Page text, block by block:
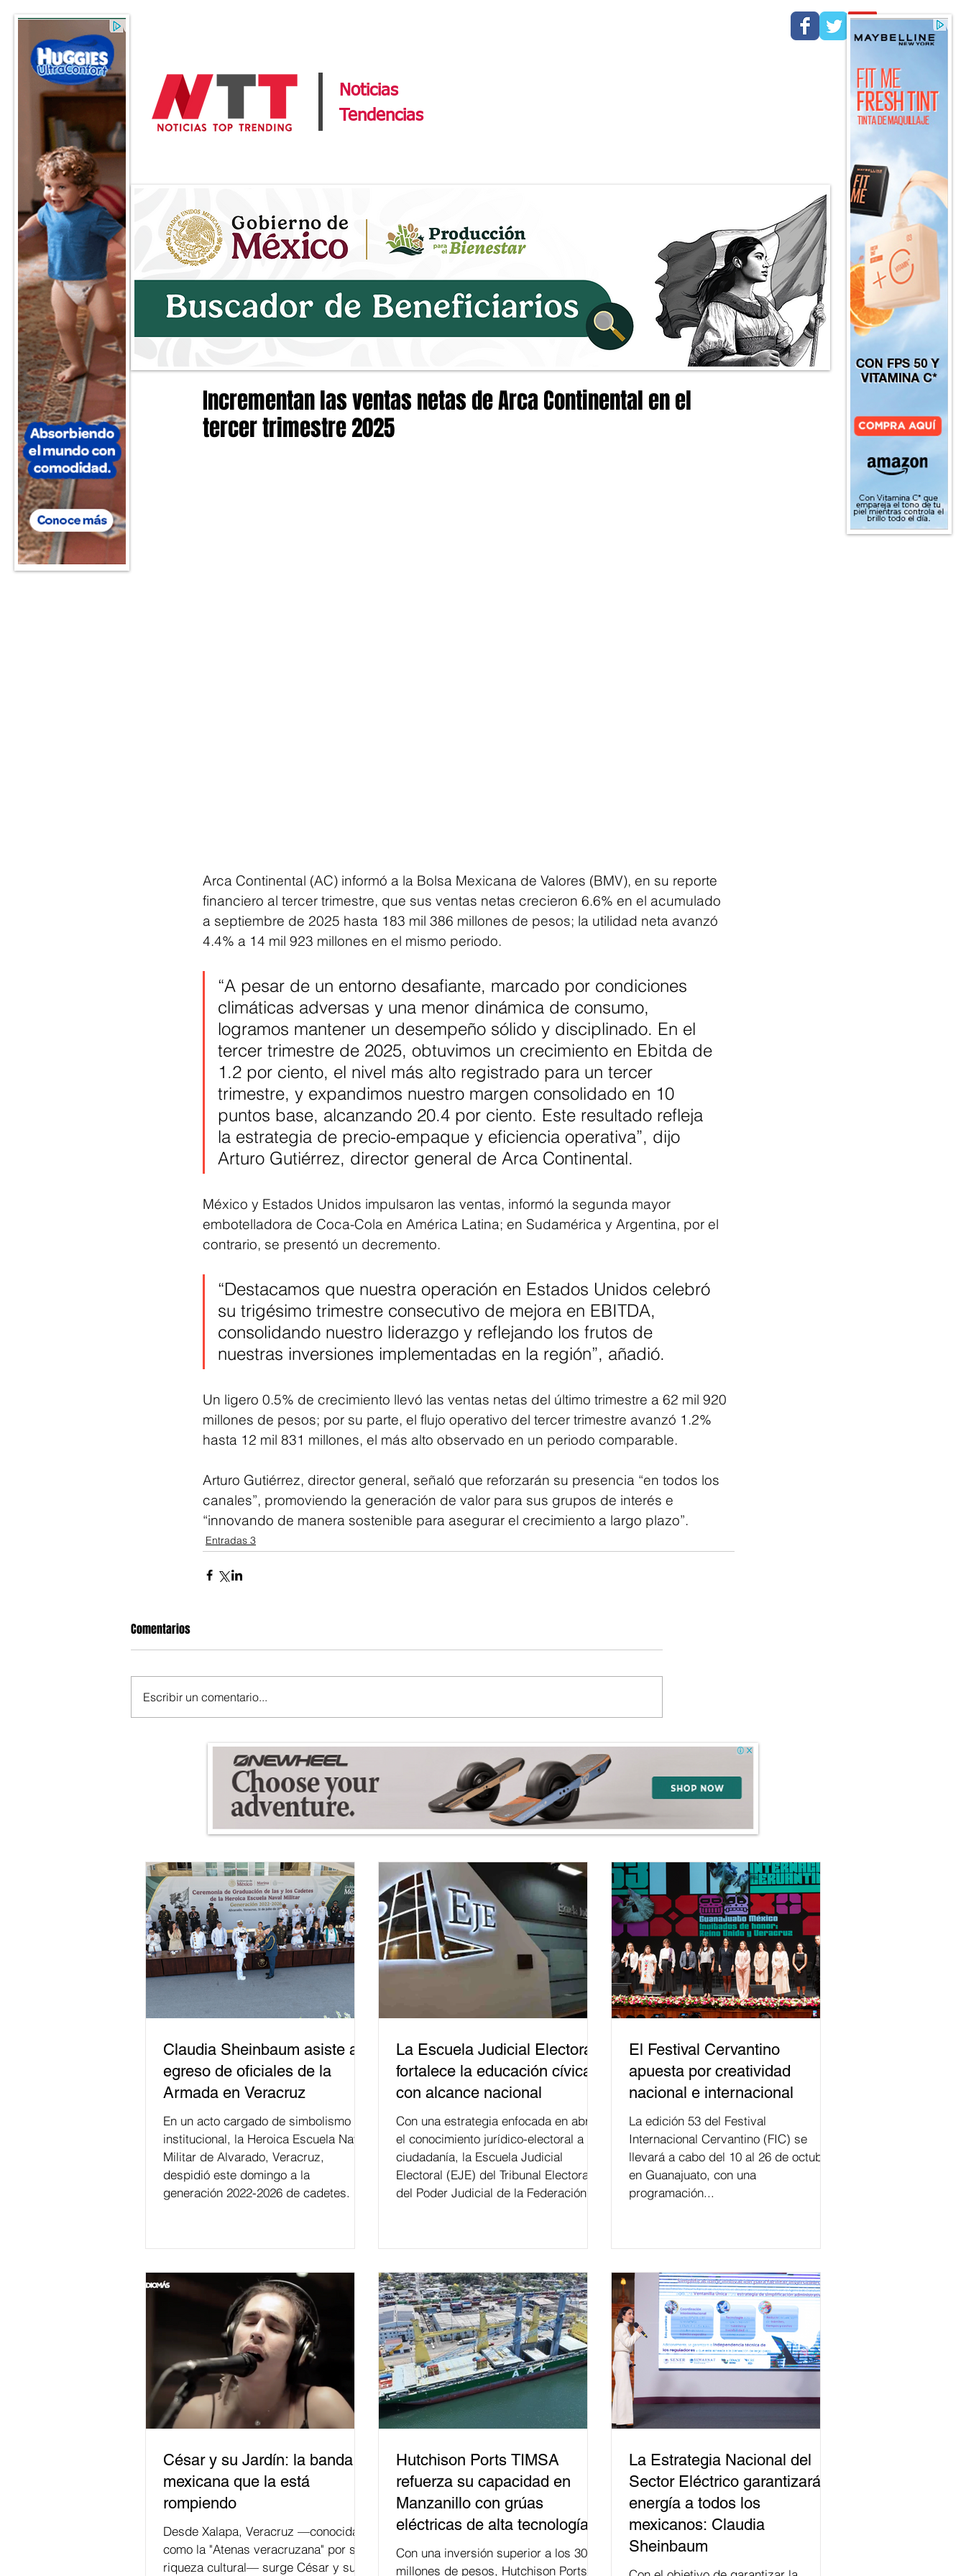
Noticias
Tendencias
Incrementan las ventas netas de Arca Continental en el
tercer trimestre 2025
Arca Continental (AC) informó a la Bolsa Mexicana de Valores (BMV), en su reporte
financiero al tercer trimestre, que sus ventas netas crecieron 6.6% en el acumulado
a septiembre de 2025 hasta 183 mil 386 millones de pesos; la utilidad neta avanzó
4.4% a 14 mil 923 millones en el mismo periodo.
“A pesar de un entorno desafiante, marcado por condiciones
climáticas adversas y una menor dinámica de consumo,
logramos mantener un desempeño sólido y disciplinado. En el
tercer trimestre de 2025, obtuvimos un crecimiento en Ebitda de
1.2 por ciento, el nivel más alto registrado para un tercer
trimestre, y expandimos nuestro margen consolidado en 10
puntos base, alcanzando 20.4 por ciento. Este resultado refleja
la estrategia de precio-empaque y eficiencia operativa”, dijo
Arturo Gutiérrez, director general de Arca Continental.
México y Estados Unidos impulsaron las ventas, informó la segunda mayor
embotelladora de Coca-Cola en América Latina; en Sudamérica y Argentina, por el
contrario, se presentó un decremento.
“Destacamos que nuestra operación en Estados Unidos celebró
su trigésimo trimestre consecutivo de mejora en EBITDA,
consolidando nuestro liderazgo y reflejando los frutos de
nuestras inversiones implementadas en la región”, añadió.
Un ligero 0.5% de crecimiento llevó las ventas netas del último trimestre a 62 mil 920
millones de pesos; por su parte, el flujo operativo del tercer trimestre avanzó 1.2%
hasta 12 mil 831 millones, el más alto observado en un periodo comparable.
Arturo Gutiérrez, director general, señaló que reforzarán su presencia “en todos los
canales”, promoviendo la generación de valor para sus grupos de interés e
“innovando de manera sostenible para asegurar el crecimiento a largo plazo”.
Entradas 3
Comentarios
Escribir un comentario...
Claudia Sheinbaum asiste a
egreso de oficiales de la
Armada en Veracruz
En un acto cargado de simbolismo
institucional, la Heroica Escuela Naval
Militar de Alvarado, Veracruz,
despidió este domingo a la
generación 2022-2026 de cadetes.
La Escuela Judicial Electoral
fortalece la educación cívica
con alcance nacional
Con una estrategia enfocada en abrir
el conocimiento jurídico-electoral a la
ciudadanía, la Escuela Judicial
Electoral (EJE) del Tribunal Electoral
del Poder Judicial de la Federación ha
relacionados con la democracia y el
del papel que ha asumido la EJE en la
difusión de la justicia electoral como
un bien público. La mayor parte de las
personas capacitadas no forma
El Festival Cervantino
apuesta por creatividad
nacional e internacional
La edición 53 del Festival
Internacional Cervantino (FIC) se
llevará a cabo del 10 al 26 de octubre
en Guanajuato, con una
programación...
César y su Jardín: la banda
mexicana que la está
rompiendo
Desde Xalapa, Veracruz —conocida
como la "Atenas veracruzana" por su
riqueza cultural— surge César y su
Hutchison Ports TIMSA
refuerza su capacidad en
Manzanillo con grúas
eléctricas de alta tecnología
Con una inversión superior a los 300
millones de pesos, Hutchison Ports
La Estrategia Nacional del
Sector Eléctrico garantizará
energía a todos los
mexicanos: Claudia
Sheinbaum